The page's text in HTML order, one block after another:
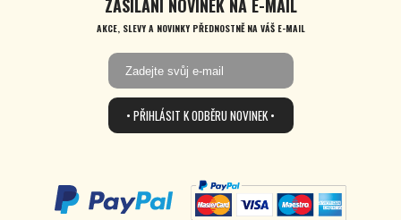
ZASÍLÁNÍ NOVINEK NA E-MAIL
AKCE, SLEVY A NOVINKY PŘEDNOSTNĚ NA VÁŠ E-MAIL
• PŘIHLÁSIT K ODBĚRU NOVINEK •